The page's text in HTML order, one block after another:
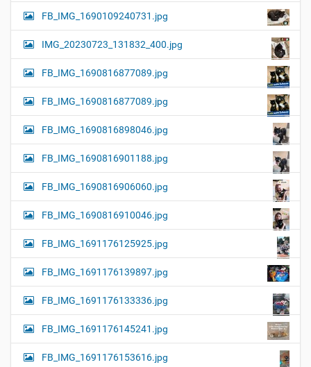
FB_IMG_1690109240731.jpg
IMG_20230723_131832_400.jpg
FB_IMG_1690816877089.jpg
FB_IMG_1690816877089.jpg
FB_IMG_1690816898046.jpg
FB_IMG_1690816901188.jpg
FB_IMG_1690816906060.jpg
FB_IMG_1690816910046.jpg
FB_IMG_1691176125925.jpg
FB_IMG_1691176139897.jpg
FB_IMG_1691176133336.jpg
FB_IMG_1691176145241.jpg
FB_IMG_1691176153616.jpg